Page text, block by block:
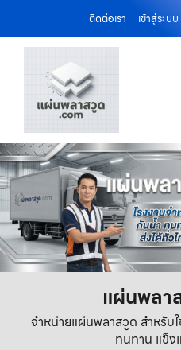
ติดต่อเรา เข้าสู่ระบบ
แผ่นพลา
จำหน่ายแผ่นพลาสวูด สำหรับ
ทนทาน แข็ง